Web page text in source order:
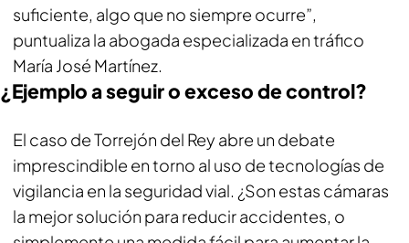
suficiente, algo que no siempre ocurre”,
puntualiza la abogada especializada en tráfico
María José Martínez.
¿Ejemplo a seguir o exceso de control?
El caso de Torrejón del Rey abre un debate
imprescindible en torno al uso de tecnologías de
vigilancia en la seguridad vial. ¿Son estas cámaras
la mejor solución para reducir accidentes, o